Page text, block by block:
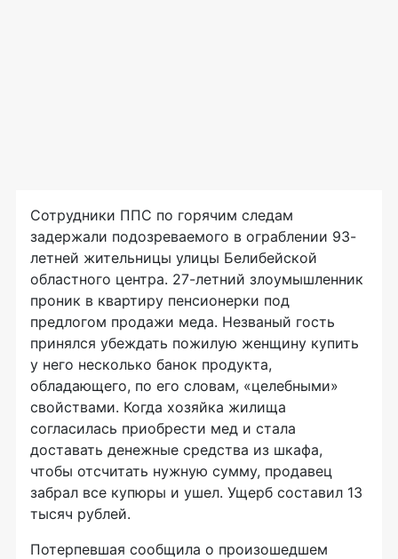
Сотрудники ППС по горячим следам
задержали подозреваемого в ограблении 93-
летней жительницы улицы Белибейской
областного центра. 27-летний злоумышленник
проник в квартиру пенсионерки под
предлогом продажи меда. Незваный гость
принялся убеждать пожилую женщину купить
у него несколько банок продукта,
обладающего, по его словам, «целебными»
свойствами. Когда хозяйка жилища
согласилась приобрести мед и стала
доставать денежные средства из шкафа,
чтобы отсчитать нужную сумму, продавец
забрал все купюры и ушел. Ущерб составил 13
тысяч рублей.
Потерпевшая сообщила о произошедшем